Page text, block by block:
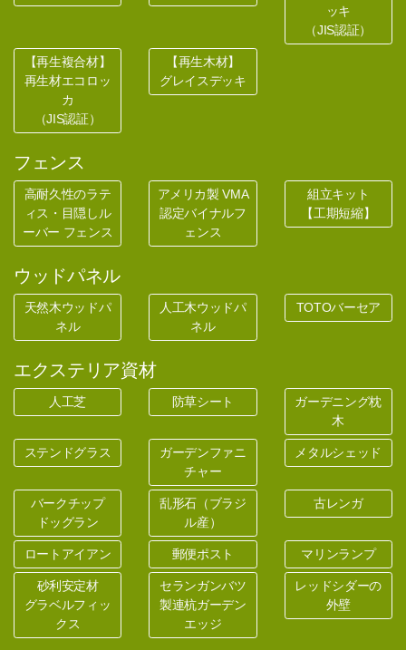
ッキ
（JIS認証）
【再生複合材】
再生材エコロッ
カ
（JIS認証）
【再生木材】
グレイスデッキ
フェンス
高耐久性のラテ
ィス・目隠しル
ーバー フェンス
アメリカ製 VMA
認定バイナルフ
ェンス
組立キット
【工期短縮】
ウッドパネル
天然木ウッドパ
ネル
人工木ウッドパ
ネル
TOTOバーセア
エクステリア資材
人工芝 防草シート
ガーデニング枕
木
ステンドグラス
ガーデンファニ
チャー
メタルシェッド
バークチップ
ドッグラン
乱形石（ブラジ
ル産）
古レンガ
ロートアイアン 郵便ポスト マリンランプ
砂利安定材
グラベルフィッ
クス
セランガンバツ
製連杭ガーデン
エッジ
レッドシダーの
外壁